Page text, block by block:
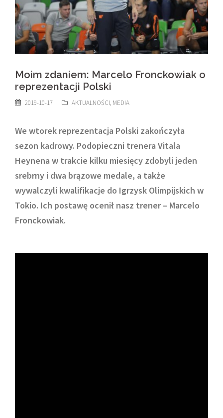
Moim zdaniem: Marcelo Fronckowiak o
reprezentacji Polski
2019-10-17 AKTUALNOŚCI, MEDIA
We wtorek reprezentacja Polski zakończyła
sezon kadrowy. Podopieczni trenera Vitala
Heynena w trakcie kilku miesięcy zdobyli jeden
srebrny i dwa brązowe medale, a także
wywalczyli kwalifikacje do Igrzysk Olimpijskich w
Tokio. Ich postawę ocenił nasz trener – Marcelo
Fronckowiak.